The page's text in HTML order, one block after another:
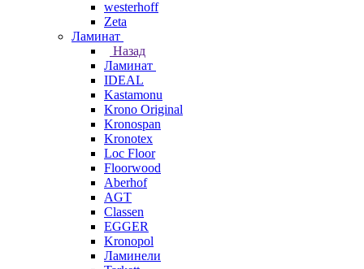
westerhoff
Zeta
Ламинат
Назад
Ламинат
IDEAL
Kastamonu
Krono Original
Kronospan
Kronotex
Loc Floor
Floorwood
Aberhof
AGT
Classen
EGGER
Kronopol
Ламинели